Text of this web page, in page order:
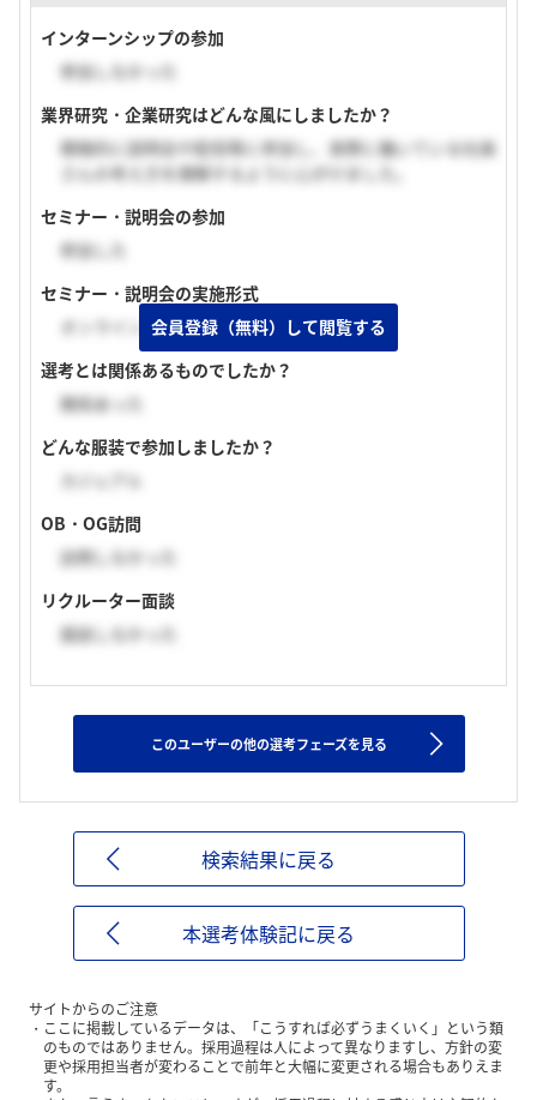
インターンシップの参加
参加しなかった
業界研究・企業研究はどんな風にしましたか？
積極的に説明会や配信等に参加し、実際に働いている社員
さんの考え方を理解するように心がけました。
セミナー・説明会の参加
参加した
セミナー・説明会の実施形式
オンライン（顔出しあり）
選考とは関係あるものでしたか？
関係あった
どんな服装で参加しましたか？
カジュアル
OB・OG訪問
訪問しなかった
リクルーター面談
面談しなかった
会員登録（無料）して閲覧する
このユーザーの他の選考フェーズを見る
検索結果に戻る
本選考体験記に戻る
サイトからのご注意
ここに掲載しているデータは、「こうすれば必ずうまくいく」という類
のものではありません。採用過程は人によって異なりますし、方針の変
更や採用担当者が変わることで前年と大幅に変更される場合もありえま
す。